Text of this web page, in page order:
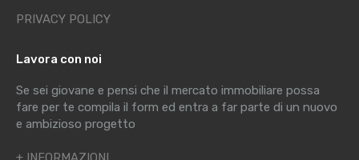
PRIVACY POLICY
Lavora con noi
Se sei giovane e pensi che il mercato immobiliare possa
fare per te compila il form ed entra a far parte di un nuovo
e ambizioso progetto